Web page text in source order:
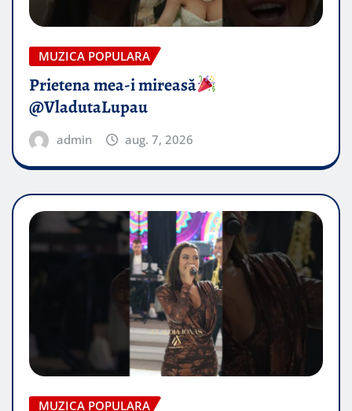
MUZICA POPULARA
Prietena mea-i mireasă​
@VladutaLupau
admin aug. 7, 2026
MUZICA POPULARA